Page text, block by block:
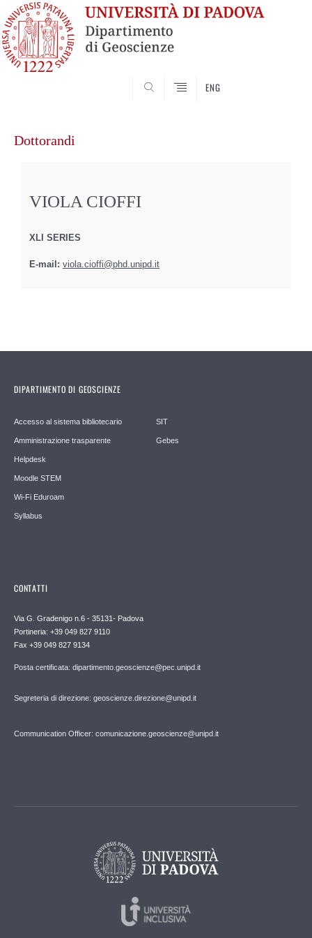
ENG
contenuto
Dottorandi
VIOLA CIOFFI
XLI SERIES
E-mail: viola.cioffi@phd.unipd.it
DIPARTIMENTO DI GEOSCIENZE
Accesso al sistema bibliotecario
Amministrazione trasparente
Helpdesk
Moodle STEM
Wi-Fi Eduroam
Syllabus
SIT
Gebes
CONTATTI
Via G. Gradenigo n.6 - 35131- Padova
Portineria: +39 049 827 9110
Fax +39 049 827 9134
Posta certificata: dipartimento.geoscienze@pec.unipd.it
Segreteria di direzione: geoscienze.direzione@unipd.it
Communication Officer: comunicazione.geoscienze@unipd.it